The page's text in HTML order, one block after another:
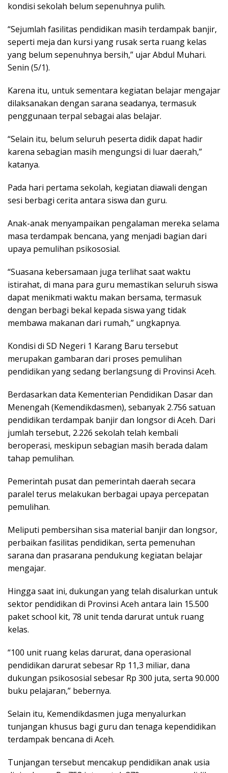
kondisi sekolah belum sepenuhnya pulih.
“Sejumlah fasilitas pendidikan masih terdampak banjir,
seperti meja dan kursi yang rusak serta ruang kelas
yang belum sepenuhnya bersih,” ujar Abdul Muhari.
Senin (5/1).
Karena itu, untuk sementara kegiatan belajar mengajar
dilaksanakan dengan sarana seadanya, termasuk
penggunaan terpal sebagai alas belajar.
“Selain itu, belum seluruh peserta didik dapat hadir
karena sebagian masih mengungsi di luar daerah,”
katanya.
Pada hari pertama sekolah, kegiatan diawali dengan
sesi berbagi cerita antara siswa dan guru.
Anak-anak menyampaikan pengalaman mereka selama
masa terdampak bencana, yang menjadi bagian dari
upaya pemulihan psikososial.
“Suasana kebersamaan juga terlihat saat waktu
istirahat, di mana para guru memastikan seluruh siswa
dapat menikmati waktu makan bersama, termasuk
dengan berbagi bekal kepada siswa yang tidak
membawa makanan dari rumah,” ungkapnya.
Kondisi di SD Negeri 1 Karang Baru tersebut
merupakan gambaran dari proses pemulihan
pendidikan yang sedang berlangsung di Provinsi Aceh.
Berdasarkan data Kementerian Pendidikan Dasar dan
Menengah (Kemendikdasmen), sebanyak 2.756 satuan
pendidikan terdampak banjir dan longsor di Aceh. Dari
jumlah tersebut, 2.226 sekolah telah kembali
beroperasi, meskipun sebagian masih berada dalam
tahap pemulihan.
Pemerintah pusat dan pemerintah daerah secara
paralel terus melakukan berbagai upaya percepatan
pemulihan.
Meliputi pembersihan sisa material banjir dan longsor,
perbaikan fasilitas pendidikan, serta pemenuhan
sarana dan prasarana pendukung kegiatan belajar
mengajar.
Hingga saat ini, dukungan yang telah disalurkan untuk
sektor pendidikan di Provinsi Aceh antara lain 15.500
paket school kit, 78 unit tenda darurat untuk ruang
kelas.
“100 unit ruang kelas darurat, dana operasional
pendidikan darurat sebesar Rp 11,3 miliar, dana
dukungan psikososial sebesar Rp 300 juta, serta 90.000
buku pelajaran,” bebernya.
Selain itu, Kemendikdasmen juga menyalurkan
tunjangan khusus bagi guru dan tenaga kependidikan
terdampak bencana di Aceh.
Tunjangan tersebut mencakup pendidikan anak usia